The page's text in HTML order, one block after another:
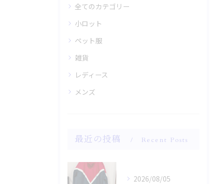
全てのカテゴリー
小ロット
ペット服
雑貨
レディース
メンズ
最近の投稿 Recent Posts
2026/08/05